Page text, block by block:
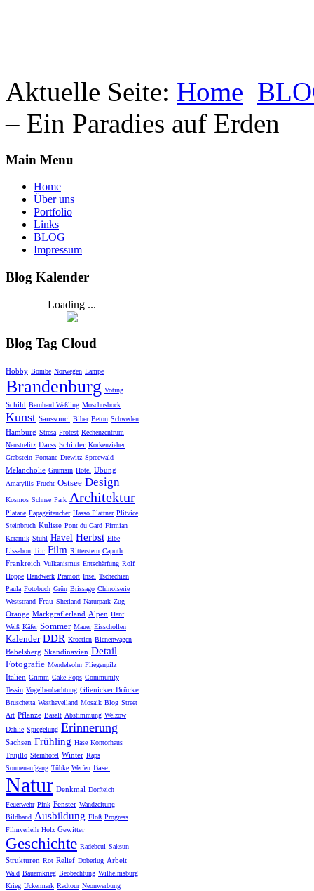
Aktuelle Seite: Home
– Ein Paradies auf Erden
Main Menu
Home
Über uns
Portfolio
Links
BLOG
Impressum
Blog Kalender
Loading ...
Blog Tag Cloud
Hobby Bombe Norwegen Lampe
Brandenburg Voting
Schild Bernhard Weßling Moschusbock
Kunst Sanssouci Biber Beton Schweden
Hamburg Stresa Protest Rechenzentrum
Neustrelitz Darss Schilder Korkenzieher
Grabstein Fontane Drewitz Spreewald
Melancholie Grumsin Hotel Übung
Amaryllis Frucht Ostsee Design
Kosmos Schnee Park Architektur
Platane Papageitaucher Hasso Plattner Plitvice
Steinbruch Kulisse Pont du Gard Firmian
Keramik Stuhl Havel Herbst Elbe
Lissabon Tor Film Ritterstern Caputh
Frankreich Vulkanismus Entschärfung Rolf
Hoppe Handwerk Pramort Insel Tschechien
Paula Fotobuch Grün Brissago Chinoiserie
Weststrand Frau Shetland Naturpark Zug
Orange Markgräflerland Alpen Hanf
Weiß Käfer Sommer Mauer Eisschollen
Kalender DDR Kroatien Bienenwagen
Babelsberg Skandinavien Detail
Fotografie Mendelsohn Fliegenpilz
Italien Grimm Cake Pops Community
Tessin Vogelbeobachtung Glienicker Brücke
Bruschetta Westhavelland Mosaik Blog Street
Art Pflanze Basalt Abstimmung Welzow
Dahlie Spiegelung Erinnerung
Sachsen Frühling Hase Kontorhaus
Trujillo Steinhöfel Winter Raps
Sonnenaufgang Tübke Werfen Basel
Natur Denkmal Dorfteich
Feuerwehr Pink Fenster Wandzeitung
Bildband Ausbildung Floß Progress
Filmverleih Holz Gewitter
Geschichte Radebeul Saksun
Strukturen Rot Relief Doberlug Arbeit
Wald Bauernkrieg Beobachtung Wilhelmsburg
Krieg Uckermark Radtour Neonwerbung